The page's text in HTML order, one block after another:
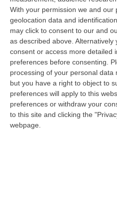
With your permission we and our
geolocation data and
may click to consent to our and
as described above. Alternatively
consent or access more detailed
preferences before consenting.
processing of your personal data
but you have a right to object to
preferences will apply to this
preferences or withdraw your
to this site and clicking the
webpage.
Riformismo Di Oggi»
“COSENZA «Cosenza saprà
promossa da Avanti PSI, perché gli
08 Agosto, 16:00
Fondi Migranti, I Legali Dopo La
Dovrà Pagare Le Spese Della
“Con la sentenza n° 129 del 2026, la
centrale di appello della Corte dei
08 Agosto, 15:54